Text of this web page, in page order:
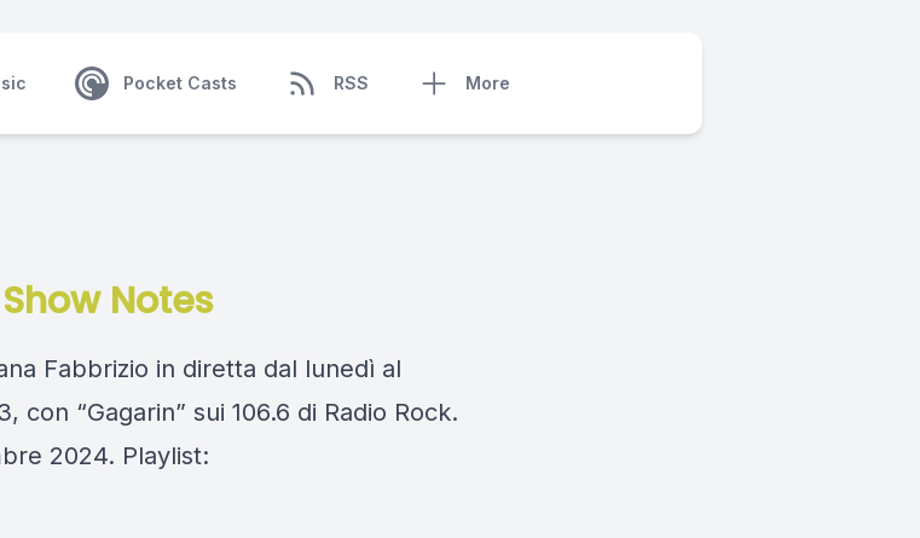
Pocket Casts RSS More
Show Notes
Fabbrizio in diretta dal lunedì al
con “Gagarin” sui 106.6 di Radio Rock.
2024. Playlist: